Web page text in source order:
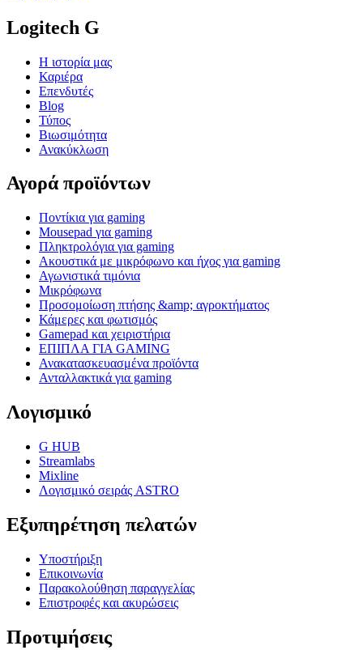
Logitech G
Η ιστορία μας
Καριέρα
Επενδυτές
Blog
Τύπος
Βιωσιμότητα
Ανακύκλωση
Αγορά προϊόντων
Ποντίκια για gaming
Mousepad για gaming
Πληκτρολόγια για gaming
Ακουστικά με μικρόφωνο και ήχος για gaming
Αγωνιστικά τιμόνια
Μικρόφωνα
Προσομοίωση πτήσης &amp; αγροκτήματος
Κάμερες και φωτισμός
Gamepad και χειριστήρια
ΕΠΙΠΛΑ ΓΙΑ GAMING
Ανακατασκευασμένα προϊόντα
Ανταλλακτικά για gaming
Λογισμικό
G HUB
Streamlabs
Mixline
Λογισμικό σειράς ASTRO
Εξυπηρέτηση πελατών
Υποστήριξη
Επικοινωνία
Παρακολούθηση παραγγελίας
Επιστροφές και ακυρώσεις
Προτιμήσεις